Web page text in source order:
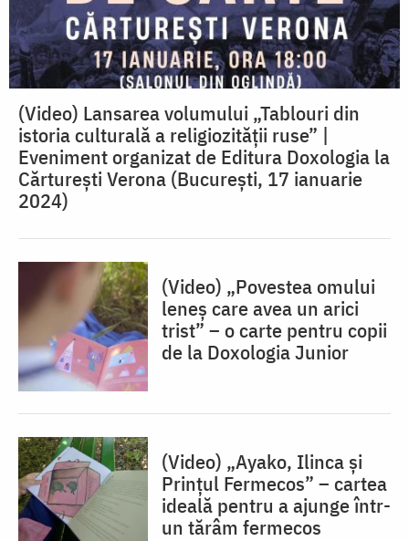
(Video) Lansarea volumului „Tablouri din
istoria culturală a religiozităţii ruse” |
Eveniment organizat de Editura Doxologia la
Cărturești Verona (București, 17 ianuarie
2024)
(Video) „Povestea omului
leneș care avea un arici
trist” – o carte pentru copii
de la Doxologia Junior
(Video) „Ayako, Ilinca și
Prințul Fermecos” – cartea
ideală pentru a ajunge într-
un tărâm fermecos